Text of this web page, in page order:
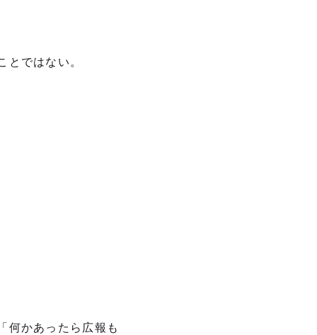
とではない。
何かあったら広報も